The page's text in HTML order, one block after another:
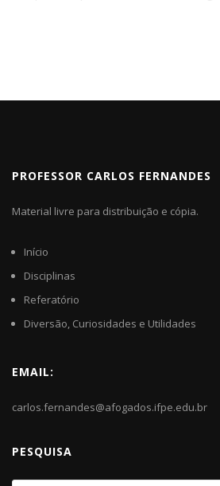
PROFESSOR CARLOS FERNANDES
Material livre para distribuição e cópia.
Início
Disciplinas
Referatório
Diversão, Curiosidades e Utilidades
EMAIL:
carlos.fernandes@afogados.ifpe.edu.br
PESQUISA